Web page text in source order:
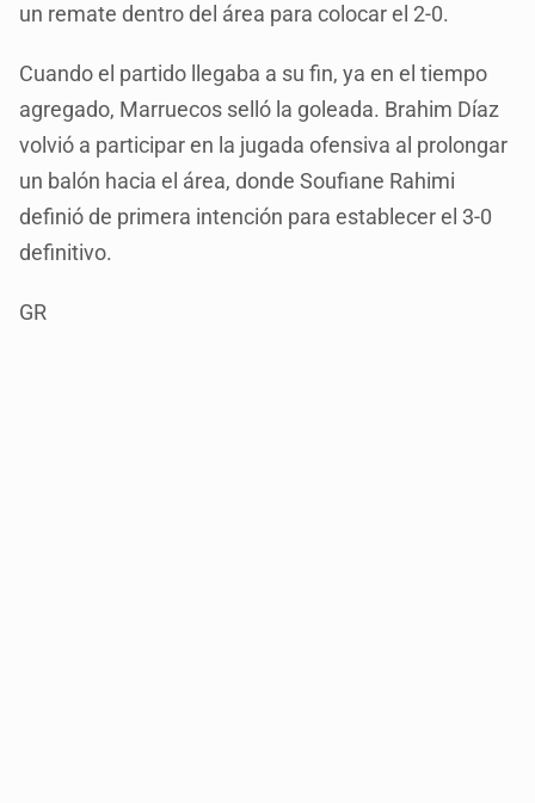
un remate dentro del área para colocar el 2-0.
Cuando el partido llegaba a su fin, ya en el tiempo
agregado, Marruecos selló la goleada. Brahim Díaz
volvió a participar en la jugada ofensiva al prolongar
un balón hacia el área, donde Soufiane Rahimi
definió de primera intención para establecer el 3-0
definitivo.
GR